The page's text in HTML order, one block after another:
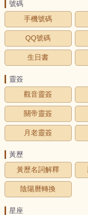
號碼
手機號碼
QQ號碼
生日書
靈簽
觀音靈簽
關帝靈簽
月老靈簽
黃歷
黃歷名詞解釋
陰陽曆轉換
星座